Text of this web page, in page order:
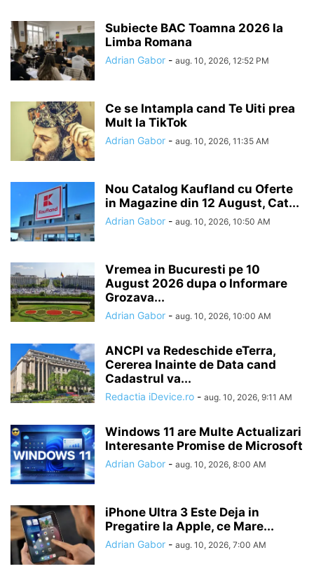
Subiecte BAC Toamna 2026 la
Limba Romana
Adrian Gabor - aug. 10, 2026, 12:52 PM
Ce se Intampla cand Te Uiti prea
Mult la TikTok
Adrian Gabor - aug. 10, 2026, 11:35 AM
Nou Catalog Kaufland cu Oferte
in Magazine din 12 August, Cat...
Adrian Gabor - aug. 10, 2026, 10:50 AM
Vremea in Bucuresti pe 10
August 2026 dupa o Informare
Grozava...
Adrian Gabor - aug. 10, 2026, 10:00 AM
ANCPI va Redeschide eTerra,
Cererea Inainte de Data cand
Cadastrul va...
Redactia iDevice.ro - aug. 10, 2026, 9:11 AM
Windows 11 are Multe Actualizari
Interesante Promise de Microsoft
Adrian Gabor - aug. 10, 2026, 8:00 AM
iPhone Ultra 3 Este Deja in
Pregatire la Apple, ce Mare...
Adrian Gabor - aug. 10, 2026, 7:00 AM